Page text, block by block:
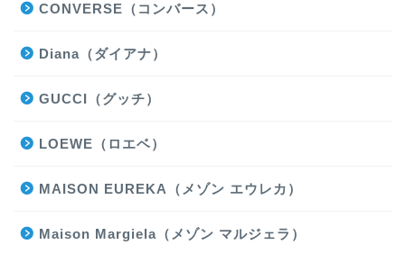
CONVERSE（コンバース）
Diana（ダイアナ）
GUCCI（グッチ）
LOEWE（ロエベ）
MAISON EUREKA（メゾン エウレカ）
Maison Margiela（メゾン マルジェラ）